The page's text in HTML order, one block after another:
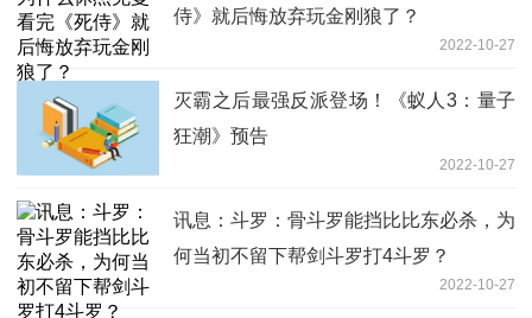
侍》就后悔放弃玩金刚狼了？
2022-10-27
灭霸之后最强反派登场！《蚁人3：量子
狂潮》预告
2022-10-27
讯息：斗罗：骨斗罗能挡比比东必杀，为
何当初不留下帮剑斗罗打4斗罗？
2022-10-27